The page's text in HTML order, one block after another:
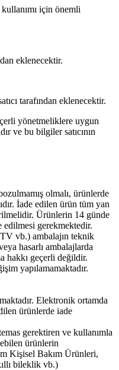
için önemli
eklenecektir.
tarafından eklenecektir.
yönetmeliklere uygun
ve bu bilgiler satıcının
olmalı, ürünlerde
İade edilen ürün tüm yan
Ürünlerin 14 günde
edilmesi gerekmektedir.
vb.) ambalajın teknik
hasarlı ambalajlarda
hakkı geçerli değildir.
yapılamamaktadır.
Elektronik ortamda
ürünlerde iade
gerektiren ve kullanımla
ürünlerin
Kişisel Bakım Ürünleri,
bileklik vb.)